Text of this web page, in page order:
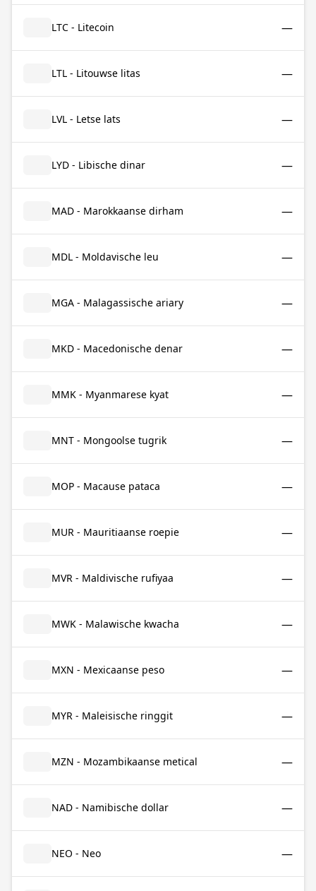
LTC - Litecoin —
LTL - Litouwse litas —
LVL - Letse lats —
LYD - Libische dinar —
MAD - Marokkaanse dirham —
MDL - Moldavische leu —
MGA - Malagassische ariary —
MKD - Macedonische denar —
MMK - Myanmarese kyat —
MNT - Mongoolse tugrik —
MOP - Macause pataca —
MUR - Mauritiaanse roepie —
MVR - Maldivische rufiyaa —
MWK - Malawische kwacha —
MXN - Mexicaanse peso —
MYR - Maleisische ringgit —
MZN - Mozambikaanse metical —
NAD - Namibische dollar —
NEO - Neo —